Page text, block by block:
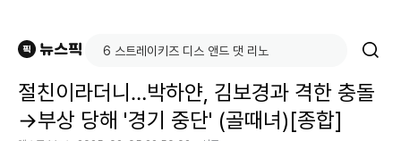
절친이라더니…박하얀, 김보경과 격한 충돌
→부상 당해 '경기 중단' (골때녀)[종합]